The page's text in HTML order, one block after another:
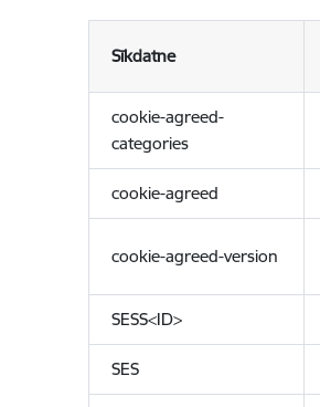
Sīkdatne
cookie-agreed-
categories
cookie-agreed
cookie-agreed-version
SESS<ID>
SES